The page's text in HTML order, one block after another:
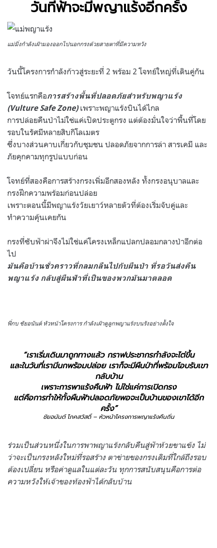
วันที่ฟ้าจะมีพญาแร้งอีกครั้ง
แม่มิ่งกำลังเฝ้ามองออกไปนอกกรงด้วยสายตาที่มีความหวัง
วันนี้โครงการกำลังก้าวสู่ระยะที่ 2 พร้อม 2 โจทย์ใหญ่ที่เดินคู่กัน
โจทย์แรกคือการสร้างพื้นที่ปลอดภัยสำหรับพญาแร้ง
(Vulture Safe Zone)เพราะพญาแร้งบินได้ไกล
การปล่อยคืนป่าไม่ใช่แค่เปิดประตูกรง แต่ต้องมั่นใจว่าพื้นที่โดย
รอบในรัศมีหลายสิบกิโลเมตร
ซึ่งบางส่วนคาบเกี่ยวกับชุมชน ปลอดภัยจากการล่า สารเคมี และ
ภัยคุกคามทุกรูปแบบก่อน
โจทย์ที่สองคือการสร้างกรงเพิ่มอีกสองหลัง ทั้งกรงอนุบาลและ
กรงฝึกความพร้อมก่อนปล่อย
เพราะตอนนี้มีพญาแร้งวัยเยาว์หลายตัวที่ต้องเริ่มจับคู่และ
ทำความคุ้นเคยกัน
กรงที่ซับฟ้าผ่าจึงไม่ใช่แค่โครงเหล็กแปลกปลอมกลางป่าอีกต่อ
ไป
มันคือบ้านชั่วคราวที่กลมกลืนไปกับผืนป่า ที่รอวันส่งคืน
พญาแร้ง กลับสู่ผืนฟ้าที่เป็นของพวกมันมาตลอด
พี่กบ ชัยอนันต์ หัวหน้าโครงการ กำลังเฝ้าดูลูกพญาแร้งบนรังอย่างตั้งใจ
“เราเริ่มเดินมาถูกทางแล้ว กราฟประชากรกำลังจะไต่ขึ้น
และในวันที่เรามีนกพร้อมปล่อย เราก็จะมีผืนป่าที่พร้อมโอบรับเขา
กลับบ้าน
เพราะการพาแร้งคืนฟ้า ไม่ใช่แค่การเปิดกรง
แต่คือการทำให้ทั้งผืนฟ้าปลอดภัยพอจะเป็นบ้านของเขาได้อีก
ครั้ง”
ชัยอนันต์ โภคสวัสดิ์ – หัวหน้าโครงการพญาแร้งคืนถิ่น
ร่วมเป็นส่วนหนึ่งในการพาพญาแร้งกลับคืนสู่ฟ้าห้วยขาแข้ง ไม่
ว่าจะเป็นกรงหลังใหม่ที่รอสร้าง ตาข่ายของกรงเดิมที่ใกล้ถึงรอบ
ต้องเปลี่ยน หรือค่าดูแลในแต่ละวัน ทุกการสนับสนุนคือการต่อ
ความหวังให้เจ้าของท้องฟ้าได้กลับบ้าน